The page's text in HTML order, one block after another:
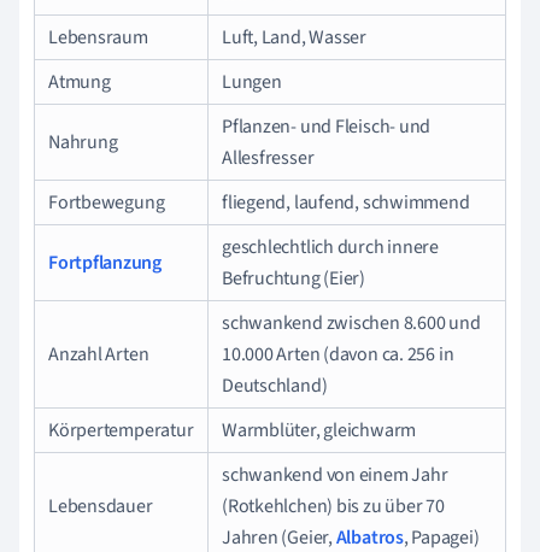
Lebensraum
Luft, Land, Wasser
Atmung
Lungen
Nahrung
Pflanzen- und Fleisch- und
Allesfresser
Fortbewegung
fliegend, laufend, schwimmend
Fortpflanzung
geschlechtlich durch innere
Befruchtung (Eier)
Anzahl Arten
schwankend zwischen 8.600 und
10.000 Arten (davon ca. 256 in
Deutschland)
Körpertemperatur
Warmblüter, gleichwarm
Lebensdauer
schwankend von einem Jahr
(Rotkehlchen) bis zu über 70
Jahren (Geier,Albatros, Papagei)